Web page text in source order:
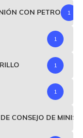
CON PETRO 1
1
1
1
CONSEJO DE